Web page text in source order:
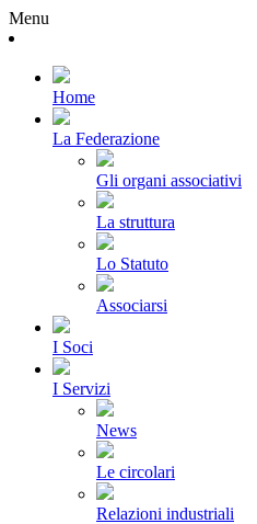
Menu
Home
La Federazione
Gli organi associativi
La struttura
Lo Statuto
Associarsi
I Soci
I Servizi
News
Le circolari
Relazioni industriali